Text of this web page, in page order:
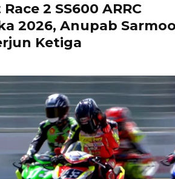
2 SS600 ARRC
2026, Anupab
Ketiga